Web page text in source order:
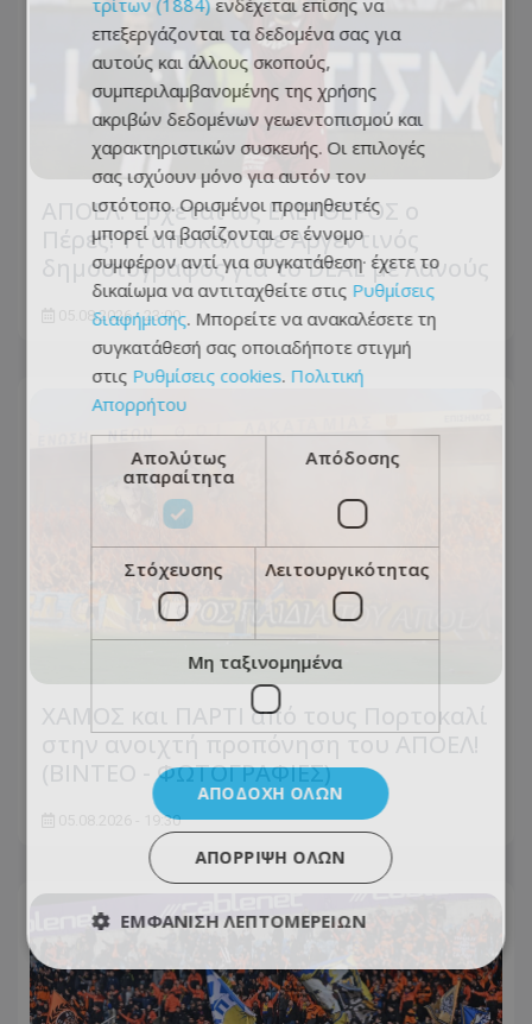
ΑΠΟΕΛ: Έρχεται ως ΕΛΕΥΘΕΡΟΣ ο
Πέρες! Τι αποκάλυψε Αργεντινός
δημοσιογράφος για το DEAL με Λανούς
05.08.2026 - 23:00
ΧΑΜΟΣ και ΠΑΡΤΙ από τους Πορτοκαλί
στην ανοιχτή προπόνηση του ΑΠΟΕΛ!
(ΒΙΝΤΕΟ - ΦΩΤΟΓΡΑΦΙΕΣ)
05.08.2026 - 19:30
επεξεργάζονται τα δεδομένα σας για
αυτούς και άλλους σκοπούς,
συμπεριλαμβανομένης της χρήσης
ακριβών δεδομένων γεωεντοπισμού και
χαρακτηριστικών συσκευής. Οι επιλογές
σας ισχύουν μόνο για αυτόν τον
ιστότοπο. Ορισμένοι προμηθευτές
μπορεί να βασίζονται σε έννομο
συμφέρον αντί για συγκατάθεση· έχετε το
δικαίωμα να αντιταχθείτε στις Ρυθμίσεις
διαφήμισης. Μπορείτε να ανακαλέσετε τη
συγκατάθεσή σας οποιαδήποτε στιγμή
στις Ρυθμίσεις cookies. Πολιτική
Απορρήτου
Απολύτως
απαραίτητα
Απόδοσης
Στόχευσης Λειτουργικότητας
Μη ταξινομημένα
ΑΠΟΔΟΧΉ ΌΛΩΝ
ΑΠΌΡΡΙΨΗ ΌΛΩΝ
ΕΜΦΆΝΙΣΗ ΛΕΠΤΟΜΕΡΕΙΏΝ